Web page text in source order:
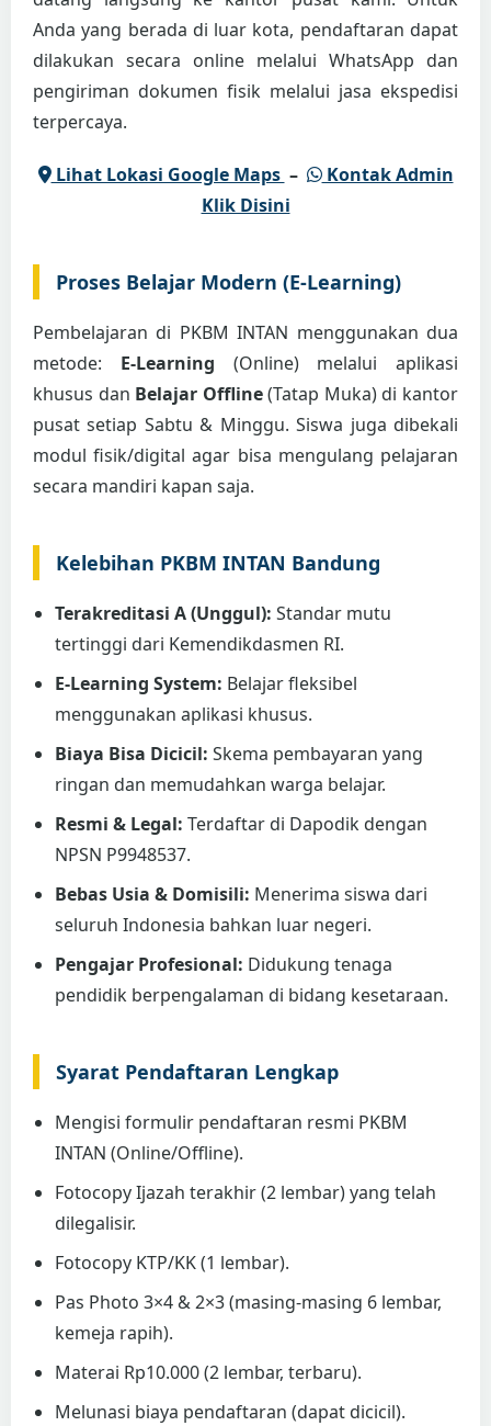
Anda yang berada di luar kota, pendaftaran dapat
dilakukan secara online melalui WhatsApp dan
pengiriman dokumen fisik melalui jasa ekspedisi
terpercaya.
Lihat Lokasi Google Maps –
Kontak Admin
Klik Disini
Proses Belajar Modern (E-Learning)
Pembelajaran di PKBM INTAN menggunakan dua
metode: E-Learning (Online) melalui aplikasi
khusus dan Belajar Offline(Tatap Muka) di kantor
pusat setiap Sabtu & Minggu. Siswa juga dibekali
modul fisik/digital agar bisa mengulang pelajaran
secara mandiri kapan saja.
Kelebihan PKBM INTAN Bandung
Terakreditasi A (Unggul): Standar mutu
tertinggi dari Kemendikdasmen RI.
E-Learning System: Belajar fleksibel
menggunakan aplikasi khusus.
Biaya Bisa Dicicil: Skema pembayaran yang
ringan dan memudahkan warga belajar.
Resmi & Legal: Terdaftar di Dapodik dengan
NPSN P9948537.
Bebas Usia & Domisili: Menerima siswa dari
seluruh Indonesia bahkan luar negeri.
Pengajar Profesional: Didukung tenaga
pendidik berpengalaman di bidang kesetaraan.
Syarat Pendaftaran Lengkap
Mengisi formulir pendaftaran resmi PKBM
INTAN (Online/Offline).
Fotocopy Ijazah terakhir (2 lembar) yang telah
dilegalisir.
Fotocopy KTP/KK (1 lembar).
Pas Photo 3×4 & 2×3 (masing-masing 6 lembar,
kemeja rapih).
Materai Rp10.000 (2 lembar, terbaru).
Melunasi biaya pendaftaran (dapat dicicil).